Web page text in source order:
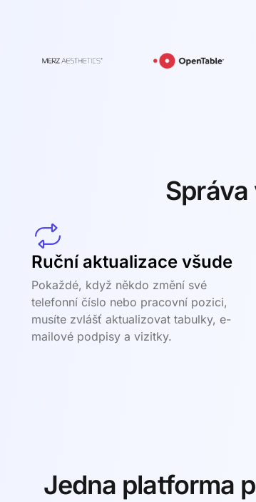
Ruční aktualizace všude
Pokaždé, když někdo změní své
telefonní číslo nebo pracovní pozici,
musíte zvlášť aktualizovat tabulky, e-
mailové podpisy a vizitky.
Jedna platforma